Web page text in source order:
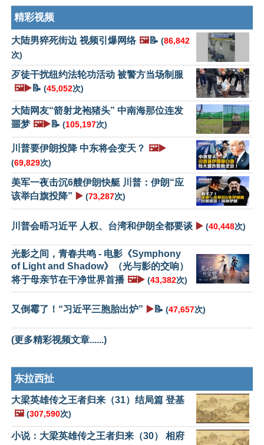
精彩视频
大陆男猝死街边 视频引爆网络 🖼️📝 (86,842
次)
歹徒干扰纽约法轮功活动 被警方当场制服
🖼️▶️📝 (45,052次)
大陆网友“箭射龙袍猪头” 中南海那位连发
噩梦 🖼️▶️📝 (105,197次)
川普要伊朗投降 中东将会变天？ 🖼️▶️
(69,829次)
美军一夜击沉6艘伊朗快艇 川普：伊朗“应
该举白旗投降” ▶️ (73,287次)
川普会晤习近平 人权、台湾和伊朗全都要谈 ▶️ (40,448次)
光影之间，青春共鸣 - 电影《Symphony
of Light and Shadow》（光与影的交响）
将于母亲节在干净世界首播 🖼️▶️ (43,382次)
又倒霉了！“习近平三胞胎出炉” ▶️📝 (47,657次)
(更多精彩视频文章......)
东拉西扯
大梁英雄传之王者归来（31）结局篇 登基
🖼️ (307,590次)
小说：大梁英雄传之王者归来（30） 相府